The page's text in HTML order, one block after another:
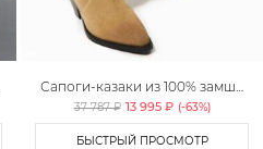
Сапоги-казаки из 100% замши
Lera Nena
37 787 ₽ 13 995 ₽ (-63%)
БЫСТРЫЙ ПРОСМОТР